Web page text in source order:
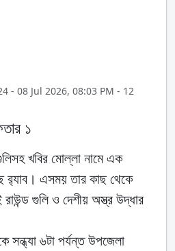
- 08 Jul 2026, 08:03 PM - 12
১
খবির মোল্লা নামে এক
র‌্যাব। এসময় তার কাছ থেকে
গুলি ও দেশীয় অস্ত্র উদ্ধার
সন্ধ্যা ৬টা পর্যন্ত উপজেলা